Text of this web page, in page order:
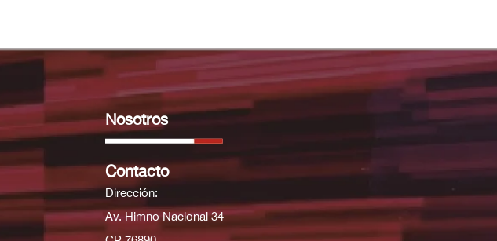
Nosotros
Contacto
Dirección:
Av. Himno Nacional 34